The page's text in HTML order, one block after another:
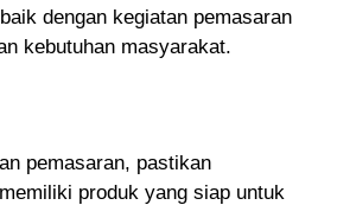
dengan kegiatan pemasaran
kebutuhan masyarakat.
pemasaran, pastikan
produk yang siap untuk